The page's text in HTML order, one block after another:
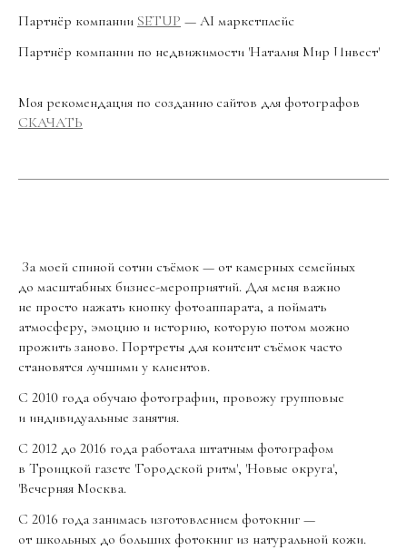
Партнёр компании SETUP — AI маркетплейс
Партнёр компании по недвижимости 'Наталия Мир Инвест'
Моя рекомендация по созданию сайтов для фотографов
СКАЧАТЬ
За моей спиной сотни съёмок — от камерных семейных
до масштабных бизнес-мероприятий. Для меня важно
не просто нажать кнопку фотоаппарата, а поймать
атмосферу, эмоцию и историю, которую потом можно
прожить заново. Портреты для контент съёмок часто
становятся лучшими у клиентов.
С 2010 года обучаю фотографии, провожу групповые
и индивидуальные занятия.
С 2012 до 2016 года работала штатным фотографом
в Троицкой газете 'Городской ритм', 'Новые округа',
'Вечерняя Москва.
С 2016 года занимась изготовлением фотокниг —
от школьных до больших фотокниг из натуральной кожи.